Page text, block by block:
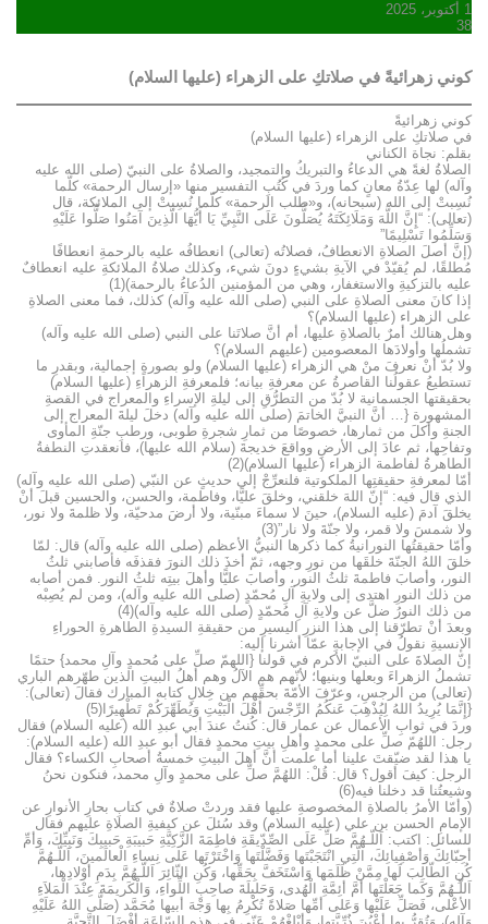
1 أكتوبر، 2025
38
كوني زهرائيةً في صلاتكِ على الزهراء (عليها السلام)
كوني زهرائيةً
في صلاتكِ على الزهراء (عليها السلام)
بقلم: نجاة الكناني
الصلاةُ لغةً هي الدعاءُ والتبريكُ والتمجيد، والصلاةُ على النبيّ (صلى الله عليه
وآله) لها عِدّةُ معانٍ كما وردَ في كُتُبِ التفسير منها «إرسال الرحمة» كلّما
نُسِبتْ إلى الله (سبحانه)، و«طلب الرحمة» كلّما نُسِبتْ إلى الملائكة، قال
(تعالى): “إِنَّ اللَّهَ وَمَلَائِكَتَهُ يُصَلُّونَ عَلَى النَّبِيِّ يَا أَيُّهَا الَّذِينَ آمَنُوا صَلُّوا عَلَيْهِ
وَسَلِّمُوا تَسْلِيمًا”
(إنَّ أصلَ الصلاةِ الانعطافُ، فصلاتُه (تعالى) انعطافُه عليه بالرحمةِ انعطافًا
مُطلقًا، لم يُقيّدْ في الآيةِ بشيءٍ دونَ شيء، وكذلك صلاةُ الملائكةِ عليه انعطافٌ
عليه بالتزكيةِ والاستغفار، وهي من المؤمنين الدُعاءُ بالرحمة)(1)
إذا كانَ معنى الصلاةِ على النبي (صلى الله عليه وآله) كذلك، فما معنى الصلاةِ
على الزهراء (عليها السلام)؟
وهل هنالك أمرٌ بالصلاةِ عليها، أم أنَّ صلاتَنا على النبي (صلى الله عليه وآله)
تشملُها وأولادَها المعصومين (عليهم السلام)؟
ولا بُدّ أنْ نعرفَ منْ هي الزهراء (عليها السلام) ولو بصورةٍ إجمالية، وبقدرِ ما
تستطيعُ عقولُنا القاصرةُ عن معرفةِ بيانه؛ فلمعرفةِ الزهراءِ (عليها السلام)
بحقيقتها الجسمانية لا بُدّ من التطرُّقِ إلى ليلةِ الإسراءِ والمعراج في القصةِ
المشهورة {… أنَّ النبيَّ الخاتمَ (صلى الله عليه وآله) دخلَ ليلةَ المعراج إلى
الجنةِ وأكلَ من ثمارها، خصوصًا من ثمارِ شجرةِ طوبى، ورطبِ جنّةِ المأوى
وتفاحِها، ثم عادَ إلى الأرضِ وواقعَ خديجةَ (سلام الله عليها)، فانعقدتِ النطفةُ
الطاهرةُ لفاطمة الزهراء (عليها السلام)(2)
أمّا لمعرفةِ حقيقتِها الملكوتية فلنعرِّجْ إلى حديثٍ عن النبّي (صلى الله عليه وآله)
الذي قال فيه: “إنّ اللهَ خلقني، وخلقَ عليًّا، وفاطمة، والحسن، والحسين قبلَ أنْ
يخلقَ آدمَ (عليه السلام)، حينَ لا سماءَ مبنّية، ولا أرضَ مدحيّة، ولا ظلمةَ ولا نور،
ولا شمسَ ولا قمر، ولا جنّةَ ولا نار”(3)
وأمّا حقيقتُها النورانيةُ كما ذكرها النبيُّ الأعظم (صلى الله عليه وآله) قال: لمّا
خلقَ اللهُ الجنّةَ خلقَها من نورِ وجهه، ثمّ أخذَ ذلك النورَ فقذفَه فأصابني ثلثُ
النور، وأصابَ فاطمةَ ثلثُ النور، وأصابَ عليًّا وأهلَ بيتِه ثلثُ النور. فمن أصابه
من ذلك النورِ اهتدى إلى ولايةِ آلِ مُحمّدٍ (صلى الله عليه وآله)، ومن لم يُصِبْه
من ذلك النورُ ضلَّ عن ولايةِ آلِ مُحمّدٍ (صلى الله عليه وآله)(4)
وبعدَ أنْ تطرّقنا إلى هذا النزرِ اليسيرِ من حقيقةِ السيدةِ الطاهرةِ الحوراءِ
الإنسيةِ نقولُ في الإجابةِ عمّا أشرنا إليه:
إنّ الصلاةَ على النبيّ الأكرم في قولنا {اللهمّ صلِّ على مُحمدٍ وآلِ محمد} حتمًا
تشملُ الزهراءَ وبعلها وبنيها؛ لأنّهم هم الآلُ وهم أهلُ البيتِ الذين طهّرهم الباري
(تعالى) من الرجسِ، وعرّفَ الأمّةَ بحقِّهم من خِلالِ كتابه المبارك فقالَ (تعالى):
{إِنَّمَا يُرِيدُ اللهُ لِيُذْهِبَ عَنكُمُ الرِّجْسَ أَهْلَ الْبَيْتِ وَيُطَهِّرَكُمْ تَطْهِيرًا(5)
وردَ في ثوابِ الأعمال عن عمار قال: كُنتُ عندَ أبي عبدِ الله (عليه السلام) فقال
رجل: اللهُمّ صلِّ على محمدٍ وأهلِ بيتِ محمدٍ فقال أبو عبدِ الله (عليه السلام):
يا هذا لقد ضيّقتَ علينا أما علمت أنَّ أهلَ البيتِ خمسةُ أصحابِ الكساء؟ فقال
الرجل: كيفَ أقول؟ قال: قُلْ: اللهُمَّ صلِّ على محمدٍ وآلِ محمد، فنكون نحنُ
وشيعتُنا قد دخلنا فيه(6)
(وأمّا الأمرُ بالصلاةِ المخصوصةِ عليها فقد وردتْ صلاةٌ في كتابِ بحارِ الأنوارِ عن
الإمامِ الحسن بن علي (عليه السلام) وقد سُئلَ عن كيفيةِ الصلاةِ عليهم فقال
للسائل: اكتب: اَللّـهُمَّ صَلِّ عَلَى الصِّدّيقَةِ فاطِمَةَ الزَّكِيَّةِ حَبيبَةِ حَبيبِكَ وَنَبِيِّكَ، وَأمِّ
أحِبّائِكَ وَأصْفِيائِكَ، الَّتِي انْتَجَبْتَها وَفَضَّلْتَها وَاخْتَرْتَها عَلى نِساءِ الْعالَمينَ، اَللّـهُمَّ
كُنِ الطّالِبَ لَها مِمَّنْ ظَلَمَها وَاسْتَخَفَّ بِحَقِّها، وَكُنِ الثّائِرَ اَللّـهُمَّ بِدَمِ أوْلادِها،
اَللّـهُمَّ وَكَما جَعَلْتَها أمَّ أئِمَّةِ الْهُدى، وَحَليلَةَ صاحِبِ اللِّواءِ، وَالْكَريمَةَ عِنْدَ الْمَلاَءِ
الأعْلى، فَصَلِّ عَلَيْها وَعَلى أمِّها صَلاةً تُكْرِمُ بِها وَجْهَ أبيها مُحَمَّد (صَلَّى اللهُ عَلَيْهِ